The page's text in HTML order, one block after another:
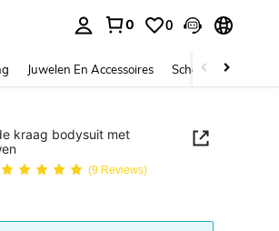
0 0
Juwelen En Accessoires Schoonheid &
kraag bodysuit met
(9 Reviews)